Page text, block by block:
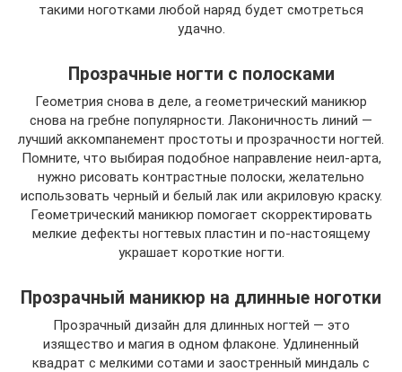
такими ноготками любой наряд будет смотреться
удачно.
Прозрачные ногти с полосками
Геометрия снова в деле, а геометрический маникюр
снова на гребне популярности. Лаконичность линий —
лучший аккомпанемент простоты и прозрачности ногтей.
Помните, что выбирая подобное направление неил-арта,
нужно рисовать контрастные полоски, желательно
использовать черный и белый лак или акриловую краску.
Геометрический маникюр помогает скорректировать
мелкие дефекты ногтевых пластин и по-настоящему
украшает короткие ногти.
Прозрачный маникюр на длинные ноготки
Прозрачный дизайн для длинных ногтей — это
изящество и магия в одном флаконе. Удлиненный
квадрат с мелкими сотами и заостренный миндаль с